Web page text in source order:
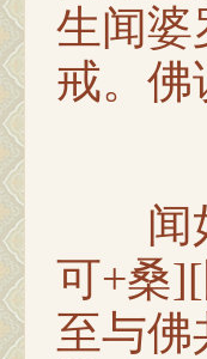
生闻婆
戒。佛
闻如
可+桑
至与佛